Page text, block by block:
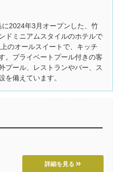
に2024年3月オープンした、竹
ドミニアムスタイルのホテルで
のオールスイートで、キッチ
。プライベートプール付きの客
プール、レストランやバー、ス
を備えています。
詳細を見る